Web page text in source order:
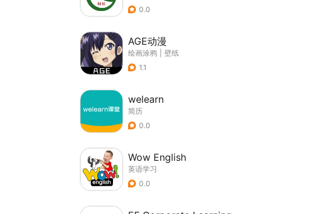
0.0
AGE动漫
绘画涂鸦
壁纸
1.1
welearn
简历
0.0
Wow English
英语学习
0.0